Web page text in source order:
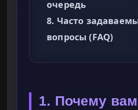
очередь
8. Часто
вопросы (FAQ)
1. Почему